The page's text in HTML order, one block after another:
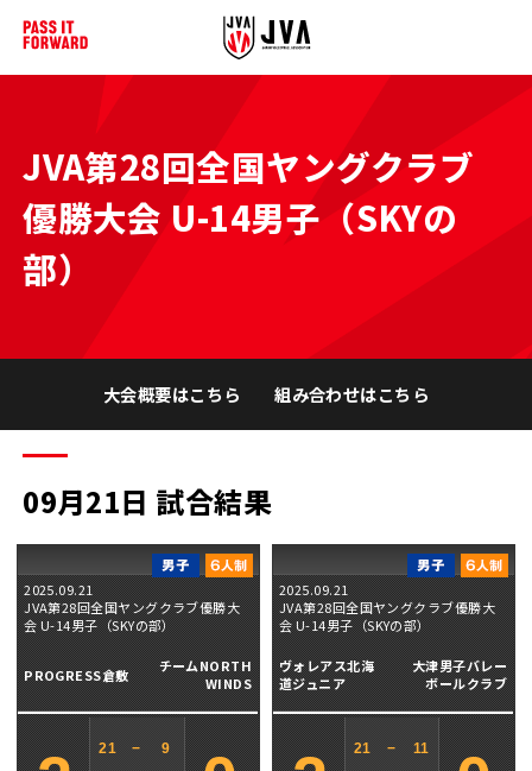
JVA第28回全国ヤングクラブ
優勝大会 U-14男子（SKYの
部）
大会概要はこちら 組み合わせはこちら
09月21日 試合結果
2025.09.21
JVA第28回全国ヤングクラブ優勝大
会 U-14男子（SKYの部）
PROGRESS倉敷
チームNORTH
WINDS
21 − 9
2025.09.21
JVA第28回全国ヤングクラブ優勝大
会 U-14男子（SKYの部）
ヴォレアス北海
道ジュニア
大津男子バレー
ボールクラブ
21 − 11